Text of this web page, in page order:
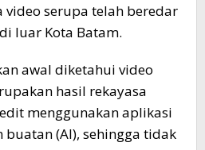
video serupa telah beredar
luar Kota Batam.
awal diketahui video
hasil rekayasa
menggunakan aplikasi
buatan (AI), sehingga tidak